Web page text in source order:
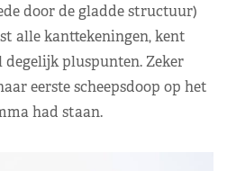
door de gladde structuur)
alle kanttekeningen, kent
pluspunten. Zeker
eerste scheepsdoop op het
had staan.